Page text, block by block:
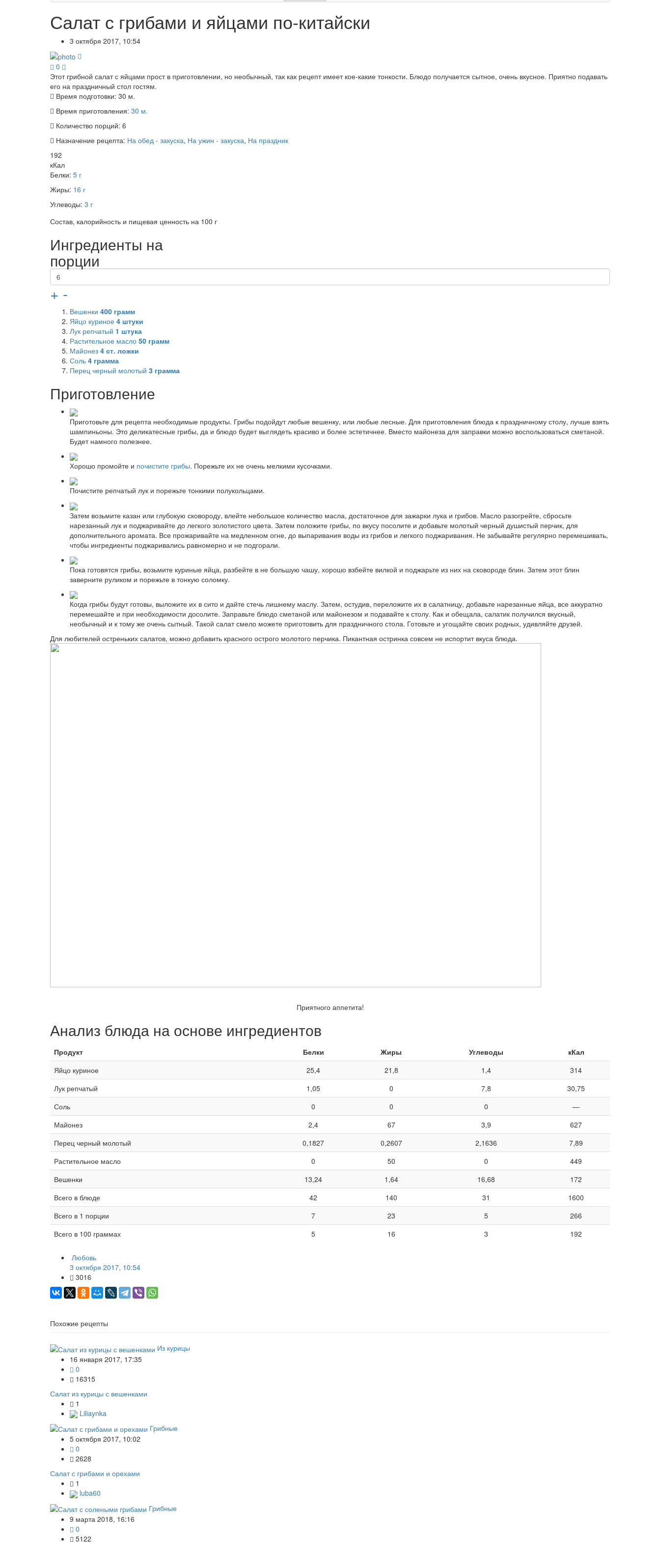
Салат с грибами и яйцами по-китайски
3 октября 2017, 10:54
0
Этот грибной салат с яйцами прост в приготовлении, но необычный, так как рецепт имеет кое-какие тонкости. Блюдо получается сытное, очень вкусное. Приятно подавать
его на праздничный стол гостям.
Время подготовки: 30 м.
Время приготовления: 30 м.
Количество порций: 6
Назначение рецепта: На обед - закуска, На ужин - закуска, На праздник
192
кКал
Белки: 5 г
Жиры: 16 г
Углеводы: 3 г
Состав, калорийность и пищевая ценность на 100 г
Ингредиенты на
порции
+ -
Вешенки 400 грамм
Яйцо куриное 4 штуки
Лук репчатый 1 штука
Растительное масло 50 грамм
Майонез 4 ст. ложки
Соль 4 грамма
Перец черный молотый 3 грамма
Приготовление
Приготовьте для рецепта необходимые продукты. Грибы подойдут любые вешенку, или любые лесные. Для приготовления блюда к праздничному столу, лучше взять
шампиньоны. Это деликатесные грибы, да и блюдо будет выглядеть красиво и более эстетичнее. Вместо майонеза для заправки можно воспользоваться сметаной.
Будет намного полезнее.
Хорошо промойте и почистите грибы. Порежьте их не очень мелкими кусочками.
Почистите репчатый лук и порежьте тонкими полукольцами.
Затем возьмите казан или глубокую сковороду, влейте небольшое количество масла, достаточное для зажарки лука и грибов. Масло разогрейте, сбросьте
нарезанный лук и поджаривайте до легкого золотистого цвета. Затем положите грибы, по вкусу посолите и добавьте молотый черный душистый перчик, для
дополнительного аромата. Все прожаривайте на медленном огне, до выпаривания воды из грибов и легкого поджаривания. Не забывайте регулярно перемешивать,
чтобы ингредиенты поджаривались равномерно и не подгорали.
Пока готовятся грибы, возьмите куриные яйца, разбейте в не большую чашу, хорошо взбейте вилкой и поджарьте из них на сковороде блин. Затем этот блин
заверните руликом и порежьте в тонкую соломку.
Когда грибы будут готовы, выложите их в сито и дайте стечь лишнему маслу. Затем, остудив, переложите их в салатницу, добавьте нарезанные яйца, все аккуратно
перемешайте и при необходимости досолите. Заправьте блюдо сметаной или майонезом и подавайте к столу. Как и обещала, салатик получился вкусный,
необычный и к тому же очень сытный. Такой салат смело можете приготовить для праздничного стола. Готовьте и угощайте своих родных, удивляйте друзей.
Для любителей остреньких салатов, можно добавить красного острого молотого перчика. Пикантная остринка совсем не испортит вкуса блюда.
Приятного аппетита!
Анализ блюда на основе ингредиентов
Продукт Белки Жиры Углеводы
кКал
Яйцо куриное
25,4 21,8 1,4
314
Лук репчатый
1,05 0 7,8
30,75
Соль
0 0 0
—
Майонез
2,4 67 3,9
627
Перец черный молотый
0,1827 0,2607 2,1636
7,89
Растительное масло
0 50 0
449
Вешенки
13,24 1,64 16,68
172
Всего в блюде
42 140 31
1600
Всего в 1 порции
7 23 5
266
Всего в 100 граммах
5 16 3 192
Любовь
3 октября 2017, 10:54
3016
Похожие рецепты
Из курицы
16 января 2017, 17:35
0
16315
Салат из курицы с вешенками
1
Liliaynka
Грибные
5 октября 2017, 10:02
0
2628
Салат с грибами и орехами
1
luba60
Грибные
9 марта 2018, 16:16
0
5122